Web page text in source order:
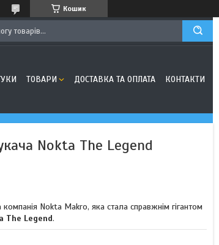
Кошик
ТОВАРИ ДОСТАВКА ТА ОПЛАТА КОНТАКТИ
Nokta The Legend
компанія Nokta Makro, яка стала справжнім гігантом
The Legend.